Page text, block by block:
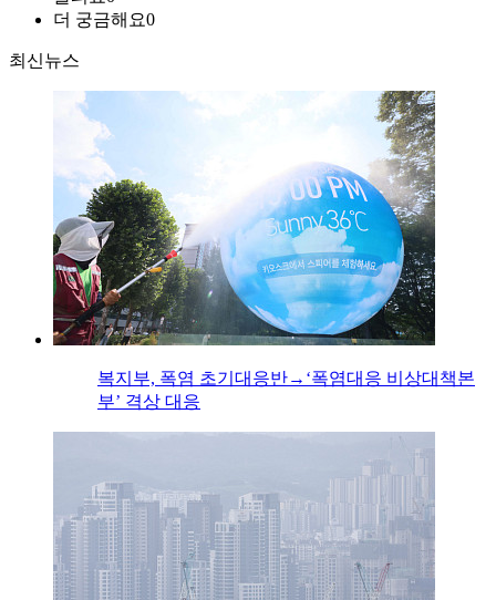
더 궁금해요0
최신뉴스
복지부, 폭염 초기대응반→‘폭염대응 비상대책본
부’ 격상 대응